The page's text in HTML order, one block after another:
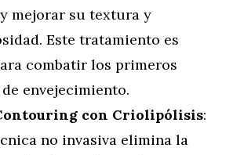
mejorar su textura y
Este tratamiento es
combatir los primeros
envejecimiento.
con Criolipólisis:
no invasiva elimina la